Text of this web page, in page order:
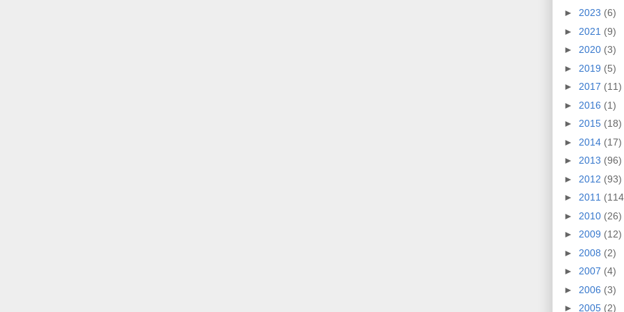
► 2023 (6)
► 2021 (9)
► 2020 (3)
► 2019 (5)
► 2017 (11)
► 2016 (1)
► 2015 (18)
► 2014 (17)
► 2013 (96)
► 2012 (93)
► 2011
► 2010 (26)
► 2009 (12)
► 2008 (2)
► 2007 (4)
► 2006 (3)
► 2005 (2)